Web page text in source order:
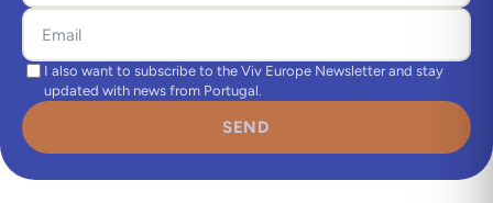
I also want to subscribe to the Viv Europe Newsletter and stay
updated with news from Portugal.
SEND